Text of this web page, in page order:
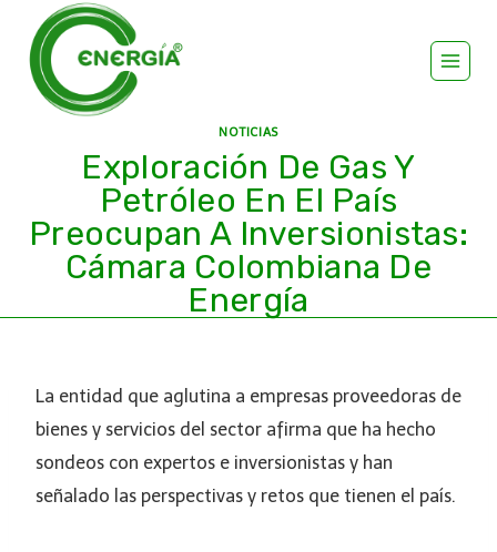
NOTICIAS
Exploración De Gas Y
Petróleo En El País
Preocupan A Inversionistas:
Cámara Colombiana De
Energía
La entidad que aglutina a empresas proveedoras de
bienes y servicios del sector afirma que ha hecho
sondeos con expertos e inversionistas y han
señalado las perspectivas y retos que tienen el país.